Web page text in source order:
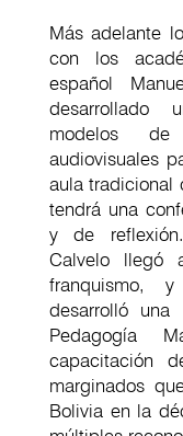
Más adelante
con los
español
desarrollado
modelos
audiovisuales
aula tradicional
tendrá una
y de
Calvelo llegó
franquismo,
desarrolló una
Pedagogía
capacitación
marginados
Bolivia en la